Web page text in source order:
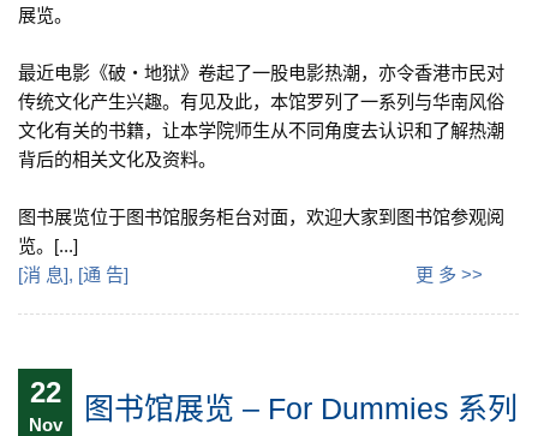
展览。
最近电影《破‧地狱》卷起了一股电影热潮，亦令香港市民对
传统文化产生兴趣。有见及此，本馆罗列了一系列与华南风俗
文化有关的书籍，让本学院师生从不同角度去认识和了解热潮
背后的相关文化及资料。
图书展览位于图书馆服务柜台对面，欢迎大家到图书馆参观阅
览。[...]
[消 息], [通 告] 更 多 >>
22
Nov 图书馆展览 – For Dummies 系列